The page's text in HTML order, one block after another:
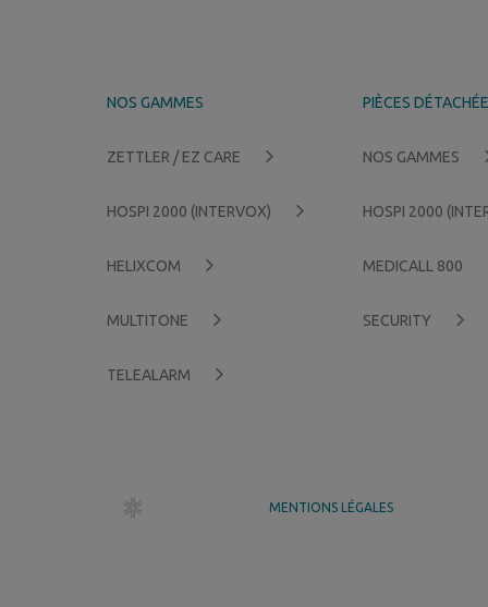
NOS GAMMES
ZETTLER / EZ CARE
HOSPI 2000 (INTERVOX)
HELIXCOM
MULTITONE
TELEALARM
PIÈCES
NOS GAMMES
HOSPI 2000
MEDICALL 800
SECURITY
MENTIONS LÉGALES